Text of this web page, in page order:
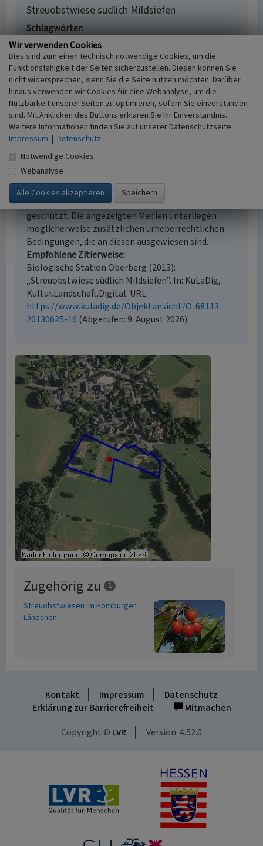
Streuobstwiese südlich Mildsiefen
Schlagwörter
Obstwiese Obstbaum
Fachsicht(en)
Kulturlandschaftspflege
Erfassungsmaßstab
Keine Angabe
Erfassungsmethode
Geländebegehung/-kartierung
Empfohlene Zitierweise
Urheberrechtlicher Hinweis
Der hier präsentierte Inhalt ist urheberrechtlich
geschützt. Die angezeigten Medien unterliegen
möglicherweise zusätzlichen urheberrechtlichen
Bedingungen, die an diesen ausgewiesen sind.
Empfohlene Zitierweise
Biologische Station Oberberg (2013):
„Streuobstwiese südlich Mildsiefen”. In: KuLaDig,
Kultur.Landschaft.Digital. URL:
https://www.kuladig.de/Objektansicht/O-68113-
20130625-16 (Abgerufen: 9. August 2026)
Zugehörig zu 1
Streuobstwiesen im Homburger
Ländchen
Kontakt Impressum
Datenschutz
Erklärung zur Barrierefreiheit
Mitmachen
Copyright © LVR Version: 4.52.0
Wir verwenden Cookies
Dies sind zum einen technisch notwendige Cookies, um die
Funktionsfähigkeit der Seiten sicherzustellen. Diesen können Sie
nicht widersprechen, wenn Sie die Seite nutzen möchten. Darüber
hinaus verwenden wir Cookies für eine Webanalyse, um die
Nutzbarkeit unserer Seiten zu optimieren, sofern Sie einverstanden
sind. Mit Anklicken des Buttons erklären Sie Ihr Einverständnis.
Weitere Informationen finden Sie auf unserer Datenschutzseite.
Impressum | Datenschutz
Notwendige Cookies
Webanalyse